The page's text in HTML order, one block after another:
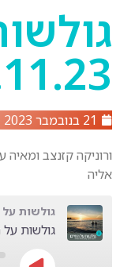
21 בנובמבר 2023
ורוניקה קזנצב
אליה
גולשות
גולשות על